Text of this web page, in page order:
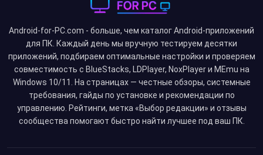
Android-for-PC.com - больше, чем каталог Android-приложений
для ПК. Каждый день мы вручную тестируем десятки
приложений, подбираем оптимальные настройки и проверяем
совместимость с BlueStacks, LDPlayer, NoxPlayer и MEmu на
Windows 10/11. На страницах — честные обзоры, системные
требования, гайды по установке и рекомендации по
управлению. Рейтинги, метка «Выбор редакции» и отзывы
сообщества помогают быстро найти лучшее под ваш ПК.